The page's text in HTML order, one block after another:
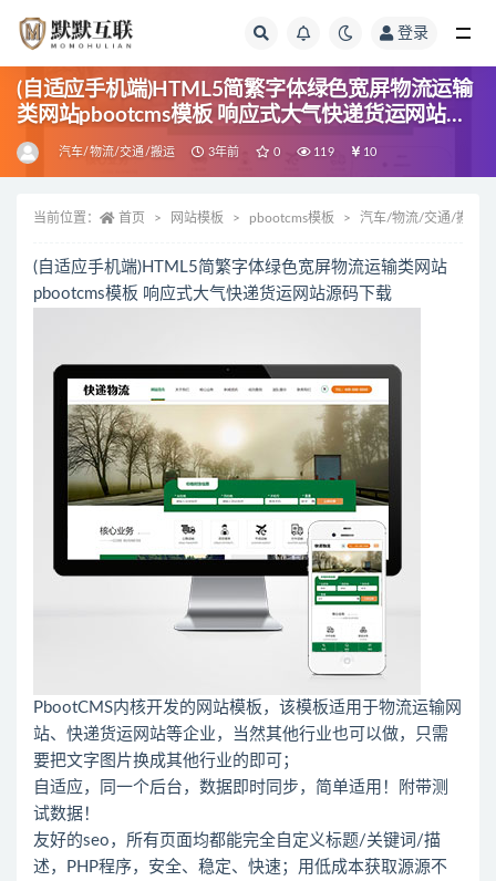
登录
(自适应手机端)HTML5简繁字体绿色宽屏物流运输
类网站pbootcms模板 响应式大气快递货运网站源
码
汽车/物流/交通/搬运 3年前 0 119 10
当前位置： 首页 网站模板 pbootcms模板 汽车/物流/交通/搬运
(自适应手机端)HTML5简繁字体绿色宽屏物流运输类网站
pbootcms模板 响应式大气快递货运网站源码下载
PbootCMS内核开发的网站模板，该模板适用于物流运输网
站、快递货运网站等企业，当然其他行业也可以做，只需
要把文字图片换成其他行业的即可；
自适应，同一个后台，数据即时同步，简单适用！附带测
试数据！
友好的seo，所有页面均都能完全自定义标题/关键词/描
述，PHP程序，安全、稳定、快速；用低成本获取源源不